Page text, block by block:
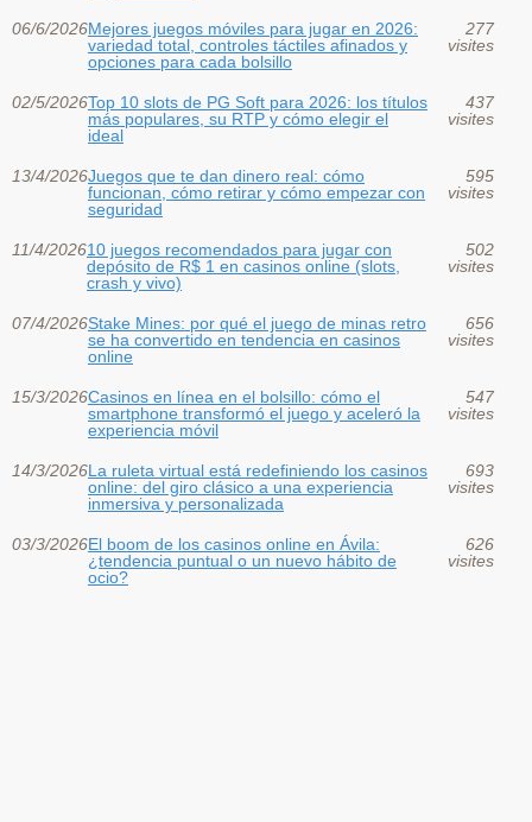
06/6/2026Mejores juegos móviles para jugar en 2026:
variedad total, controles táctiles afinados y
opciones para cada bolsillo
277
visites
02/5/2026Top 10 slots de PG Soft para 2026: los títulos
más populares, su RTP y cómo elegir el
ideal
437
visites
13/4/2026Juegos que te dan dinero real: cómo
funcionan, cómo retirar y cómo empezar con
seguridad
595
visites
11/4/202610 juegos recomendados para jugar con
depósito de R$ 1 en casinos online (slots,
crash y vivo)
502
visites
07/4/2026Stake Mines: por qué el juego de minas retro
se ha convertido en tendencia en casinos
online
656
visites
15/3/2026Casinos en línea en el bolsillo: cómo el
smartphone transformó el juego y aceleró la
experiencia móvil
547
visites
14/3/2026La ruleta virtual está redefiniendo los casinos
online: del giro clásico a una experiencia
inmersiva y personalizada
693
visites
03/3/2026El boom de los casinos online en Ávila:
¿tendencia puntual o un nuevo hábito de
ocio?
626
visites